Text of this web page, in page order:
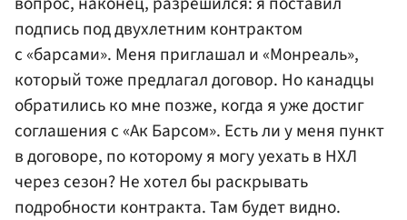
подпись под двухлетним контрактом
с «барсами». Меня приглашал и «Монреаль»,
который тоже предлагал договор. Но канадцы
обратились ко мне позже, когда я уже достиг
соглашения с «Ак Барсом». Есть ли у меня пункт
в договоре, по которому я могу уехать в НХЛ
через сезон? Не хотел бы раскрывать
подробности контракта. Там будет видно.